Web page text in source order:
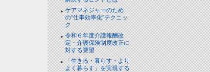
ケアマネジャーのため
の“仕事効率化”テクニッ
ク
令和６年度介護報酬改
定・介護保険制度改正に
対する要望
「生きる・暮らす・より
よく暮らす」を実現する